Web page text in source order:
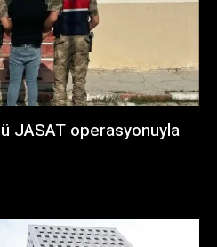
JASAT operasyonuyla